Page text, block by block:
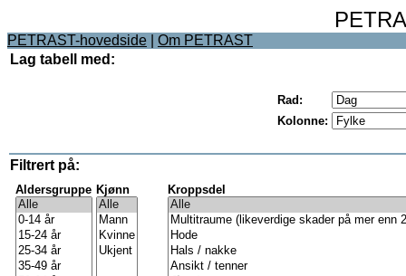
PETRAST-hovedside
Om PETRAST
Lag tabell med:
Rad:
Kolonne:
Filtrert på:
Aldersgruppe Kjønn Kroppsdel